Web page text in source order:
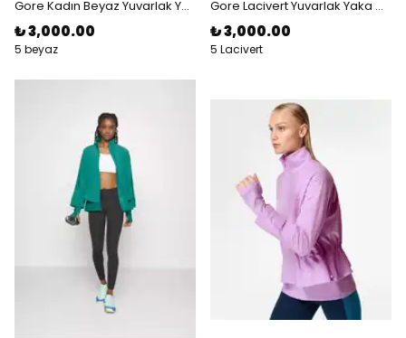
Gore Kadın Beyaz Yuvarlak Yaka Windstopper
₺ 3,000.00
5 beyaz
Gore Lacivert Yuvarlak Yaka Windstopper
₺ 3,000.00
5 Lacivert